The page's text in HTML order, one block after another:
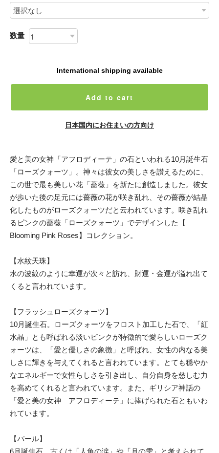
数量
International shipping available
Add to cart
日本国内にお住まいの方向け
愛と美の女神「アフロディーテ」の石といわれる10月誕生石
「ローズクォーツ」。神々は彼女の美しさを讃えるために、
この世で最も美しい花「薔薇」を新たに創造しました。彼女
が歩いた後の足元には薔薇の花が咲き乱れ、その薔薇が結晶
化したものがローズクォーツだと云われています。咲き乱れ
るピンクの薔薇「ローズクォーツ」でデザインした【
Blooming Pink Roses】コレクション。
【水紋天珠】
水の波紋のように幸運が次々と訪れ、財運・金運が溢れ出て
くると言われています。
【フラッシュローズクォーツ】
10月誕生石。ローズクォーツをフロスト加工した石で、「紅
水晶」とも呼ばれる淡いピンクが特徴的で愛らしいローズク
ォーツは、「愛と優しさの象徴」と呼ばれ、女性の内なる美
しさに輝きを与えてくれると言われています。とても穏やか
なエネルギーで女性らしさを引き出し、自分自身を慈しむ力
を高めてくれると言われています。また、ギリシア神話の
「愛と美の女神 アフロディーテ」に捧げられた石ともいわ
れています。
【パール】